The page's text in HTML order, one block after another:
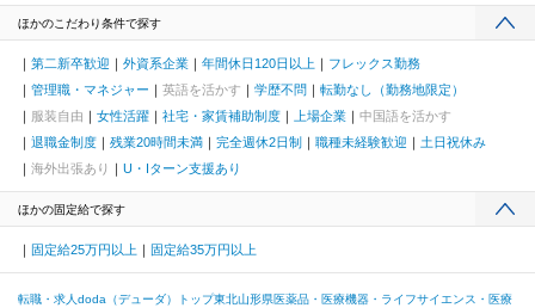
ほかのこだわり条件で探す
第二新卒歓迎 外資系企業 年間休日120日以上
フレックス勤務
管理職・マネジャー
英語を活かす 学歴不問
転勤なし（勤務地限定）
服装自由
女性活躍 社宅・家賃補助制度 上場企業
中国語を活かす
退職金制度
残業20時間未満 完全週休2日制 職種未経験歓迎
土日祝休み
海外出張あり
U・Iターン支援あり
ほかの固定給で探す
固定給25万円以上 固定給35万円以上
転職・求人doda（デューダ）トップ東北山形県医薬品・医療機器・ライフサイエンス・医療